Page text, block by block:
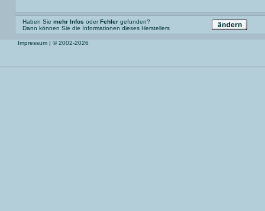
Haben Sie mehr Infos oderFehler gefunden?
Dann können Sie die Informationen dieses Herstellers
Impressum | © 2002-2026